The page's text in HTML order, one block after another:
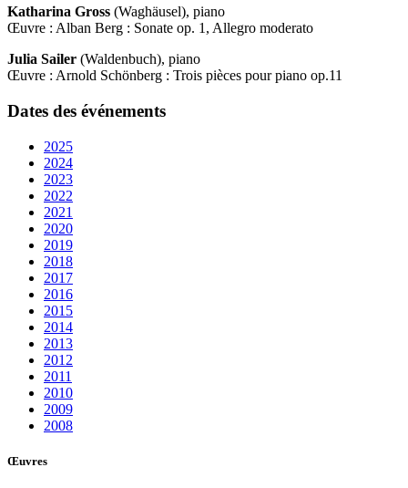
Katharina Gross (Waghäusel), piano
Œuvre : Alban Berg : Sonate op. 1, Allegro moderato
Julia Sailer (Waldenbuch), piano
Œuvre : Arnold Schönberg : Trois pièces pour piano op.11
Dates des événements
2025
2024
2023
2022
2021
2020
2019
2018
2017
2016
2015
2014
2013
2012
2011
2010
2009
2008
Œuvres